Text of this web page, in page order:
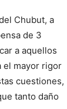
Chubut, a
de 3
a aquellos
el mayor rigor
cuestiones,
tanto daño